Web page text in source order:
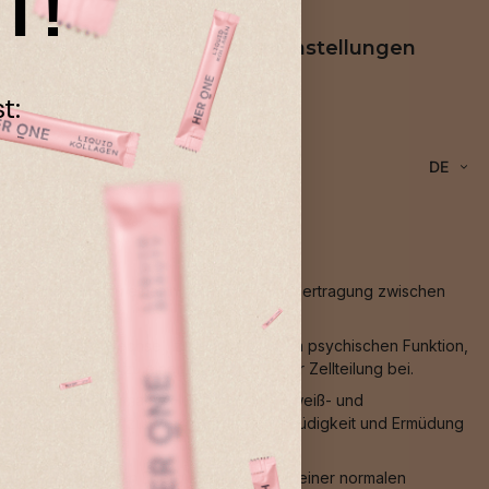
Cookie-Einstellungen
DE
zu einer normalen Signalübertragung zwischen
Stoffwechsel, zu einer normalen psychischen Funktion,
sowie zu einer Funktion bei der Zellteilung bei.
einem normalen Homocystein-, Eiweiß- und
zur Verringerung von Müdigkeit und Ermüdung
einem normalen Energiestoffwechsel, einer normalen